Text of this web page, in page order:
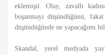
eklemişti. Olay, zavallı
boşanmayı düşündüğünü,
düşündüğünde ne yapacağımı
Skandal, yerel medyada